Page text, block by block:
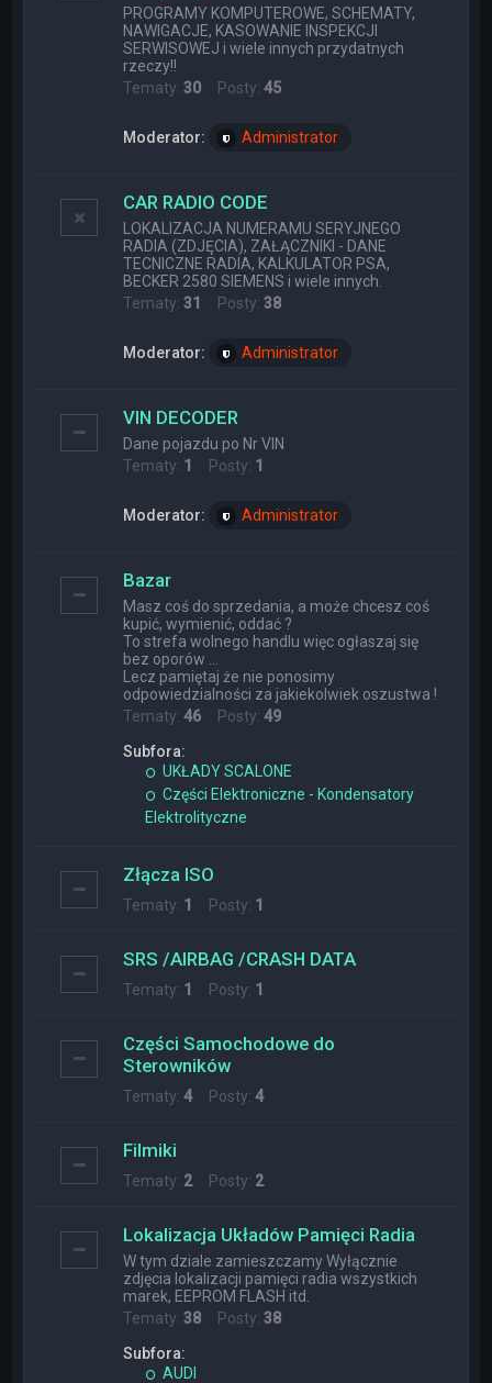
PROGRAMY KOMPUTEROWE, SCHEMATY,
NAWIGACJE, KASOWANIE INSPEKCJI
SERWISOWEJ i wiele innych przydatnych
rzeczy!!
Tematy:30 Posty:45
Moderator: Administrator
CAR RADIO CODE
LOKALIZACJA NUMERAMU SERYJNEGO
RADIA (ZDJĘCIA), ZAŁĄCZNIKI - DANE
TECNICZNE RADIA, KALKULATOR PSA,
BECKER 2580 SIEMENS i wiele innych.
Tematy:31 Posty:38
Moderator: Administrator
VIN DECODER
Dane pojazdu po Nr VIN
Tematy: 1 Posty: 1
Moderator: Administrator
Bazar
Masz coś do sprzedania, a może chcesz coś
kupić, wymienić, oddać ?
To strefa wolnego handlu więc ogłaszaj się
bez oporów ...
Lecz pamiętaj że nie ponosimy
odpowiedzialności za jakiekolwiek oszustwa !
Tematy:46 Posty:49
Subfora:
UKŁADY SCALONE
Części Elektroniczne - Kondensatory
Elektrolityczne
Złącza ISO
Tematy: 1 Posty: 1
SRS /AIRBAG /CRASH DATA
Tematy: 1 Posty: 1
Części Samochodowe do
Sterowników
Tematy:4Posty:4
Filmiki
Tematy: 2Posty: 2
Lokalizacja Układów Pamięci Radia
W tym dziale zamieszczamy Wyłącznie
zdjęcia lokalizacji pamięci radia wszystkich
marek, EEPROM FLASH itd.
Tematy:38 Posty:38
Subfora:
AUDI